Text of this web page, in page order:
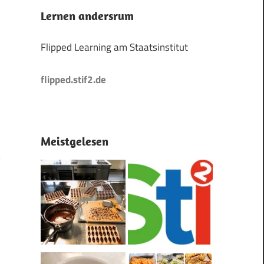
Lernen andersrum
Flipped Learning am Staatsinstitut
flipped.stif2.de
Meistgelesen